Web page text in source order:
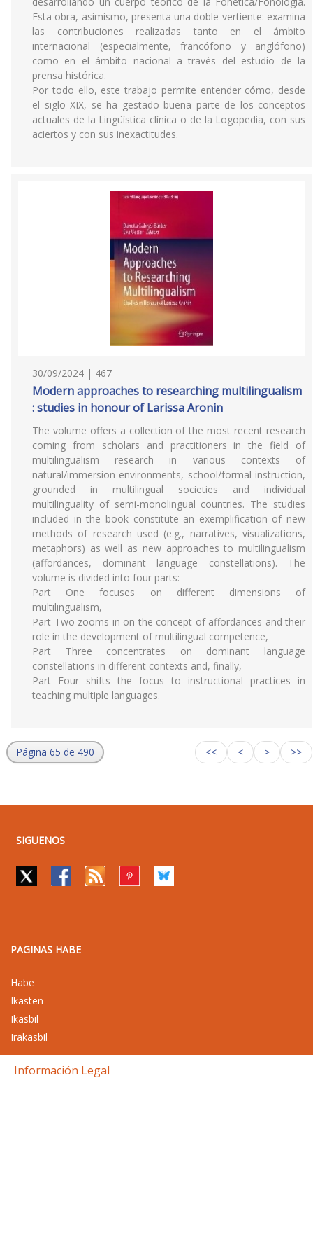
Esta obra, asimismo, presenta una doble vertiente: examina
las contribuciones realizadas tanto en el ámbito
internacional (especialmente, francófono y anglófono)
como en el ámbito nacional a través del estudio de la
prensa histórica.
Por todo ello, este trabajo permite entender cómo, desde
el siglo XIX, se ha gestado buena parte de los conceptos
actuales de la Lingüística clínica o de la Logopedia, con sus
aciertos y con sus inexactitudes.
30/09/2024 | 467
Modern approaches to researching multilingualism
: studies in honour of Larissa Aronin
The volume offers a collection of the most recent research
coming from scholars and practitioners in the field of
multilingualism research in various contexts of
natural/immersion environments, school/formal instruction,
grounded in multilingual societies and individual
multilinguality of semi-monolingual countries. The studies
included in the book constitute an exemplification of new
methods of research used (e.g., narratives, visualizations,
metaphors) as well as new approaches to multilingualism
(affordances, dominant language constellations). The
volume is divided into four parts:
Part One focuses on different dimensions of
multilingualism,
Part Two zooms in on the concept of affordances and their
role in the development of multilingual competence,
Part Three concentrates on dominant language
constellations in different contexts and, finally,
Part Four shifts the focus to instructional practices in
teaching multiple languages.
Página 65 de 490 << < > >>
SIGUENOS
PAGINAS HABE
Habe
Ikasten
Ikasbil
Irakasbil
Información Legal